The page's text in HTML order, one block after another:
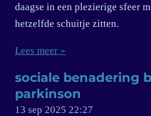
daagse in een plezierige sfeer
hetzelfde schuitje zitten.
Lees meer »
sociale benadering
parkinson
13 sep 2025 22:27